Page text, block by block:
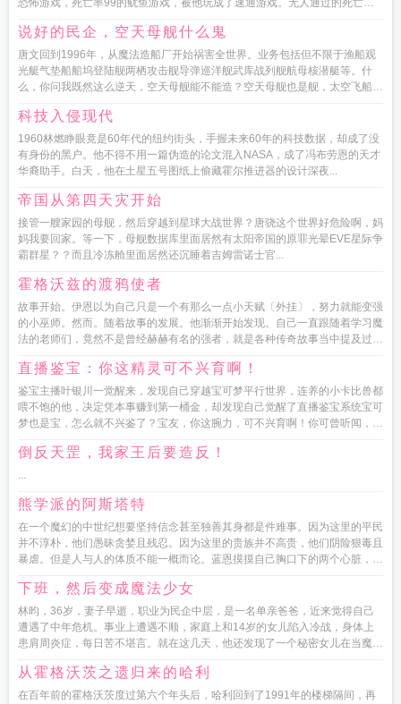
恐怖游戏，死亡率99的鱿鱼游戏，被他玩成了速通游戏。无人通过的死亡教
说好的民企，空天母舰什么鬼
唐文回到1996年，从魔法造船厂开始祸害全世界。业务包括但不限于渔船观
光艇气垫船船坞登陆舰两栖攻击舰导弹巡洋舰武库战列舰航母核潜艇等。什
么，你问我既然这么逆天，空天母舰能不能造？空天母舰也是舰，太空飞船也
科技入侵现代
1960林燃睁眼竟是60年代的纽约街头，手握未来60年的科技数据，却成了没
有身份的黑户。他不得不用一篇伪造的论文混入NASA，成了冯布劳恩的天才
华裔助手。白天，他在土星五号图纸上偷藏霍尔推进器的设计深夜...
帝国从第四天灾开始
接管一艘家园的母舰，然后穿越到星球大战世界？唐骁这个世界好危险啊，妈
妈我要回家。等一下，母舰数据库里面居然有太阳帝国的原罪光晕EVE星际争
霸群星？？而且冷冻舱里面居然还沉睡着吉姆雷诺士官...
霍格沃兹的渡鸦使者
故事开始。伊恩以为自己只是一个有那么一点小天赋〔外挂〕，努力就能变强
的小巫师。然而。随着故事的发展。他渐渐开始发现。自己一直跟随着学习魔
法的老师们，竟然不是曾经赫赫有名的强者，就是各种传奇故事当中提及过的
直播鉴宝：你这精灵可不兴育啊！
鉴宝主播叶银川一觉醒来，发现自己穿越宝可梦平行世界，连养的小卡比兽都
喂不饱的他，决定凭本事赚到第一桶金，却发现自己觉醒了直播鉴宝系统宝可
梦也是宝，怎么就不兴鉴了？宝友，你这腕力，可不兴育啊！你可曾听闻，超
倒反天罡，我家王后要造反！
...
熊学派的阿斯塔特
在一个魔幻的中世纪想要坚持信念甚至独善其身都是件难事。因为这里的平民
并不淳朴，他们愚昧贪婪且残忍。因为这里的贵族并不高贵，他们阴险狠毒且
暴虐。但是人与人的体质不能一概而论。蓝恩摸摸自己胸口下的两个心脏，三
下班，然后变成魔法少女
林昀，36岁，妻子早逝，职业为民企中层，是一名单亲爸爸，近来觉得自己
遭遇了中年危机。事业上遭遇不顺，家庭上和14岁的女儿陷入冷战，身体上
患肩周炎症，每日苦不堪言。就在这几天，他还发现了一个秘密女儿在当魔法
从霍格沃茨之遗归来的哈利
在百年前的霍格沃茨度过第六个年头后，哈利回到了1991年的楼梯隔间，再